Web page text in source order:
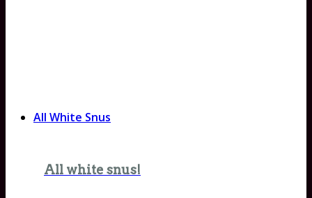
All White Snus
All white snus!